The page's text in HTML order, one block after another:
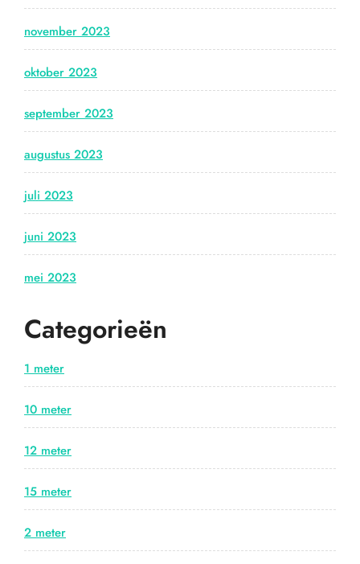
november 2023
oktober 2023
september 2023
augustus 2023
juli 2023
juni 2023
mei 2023
Categorieën
1 meter
10 meter
12 meter
15 meter
2 meter